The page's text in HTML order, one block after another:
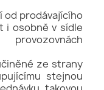
od prodávajícího
i osobně v sídle
ze strany
stejnou